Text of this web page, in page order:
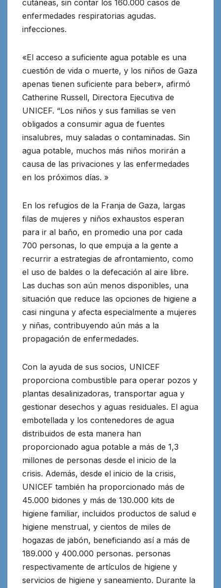
cutáneas, sin contar los 160.000 casos de
enfermedades respiratorias agudas.
infecciones.
«El acceso a suficiente agua potable es una
cuestión de vida o muerte, y los niños de Gaza
apenas tienen suficiente para beber», afirmó
Catherine Russell, Directora Ejecutiva de
UNICEF. “Los niños y sus familias se ven
obligados a consumir agua de fuentes
insalubres, muy saladas o contaminadas. Sin
agua potable, muchos más niños morirán a
causa de las privaciones y las enfermedades
en los próximos días. »
En los refugios de la Franja de Gaza, largas
filas de mujeres y niños exhaustos esperan
para ir al baño, en promedio una por cada
700 personas, lo que empuja a la gente a
recurrir a estrategias de afrontamiento, como
el uso de baldes o la defecación al aire libre.
Las duchas son aún menos disponibles, una
situación que reduce las opciones de higiene a
casi ninguna y afecta especialmente a mujeres
y niñas, contribuyendo aún más a la
propagación de enfermedades.
Con la ayuda de sus socios, UNICEF
proporciona combustible para operar pozos y
plantas desalinizadoras, transportar agua y
gestionar desechos y aguas residuales. El agua
embotellada y los contenedores de agua
distribuidos de esta manera han
proporcionado agua potable a más de 1,3
millones de personas desde el inicio de la
crisis. Además, desde el inicio de la crisis,
UNICEF también ha proporcionado más de
45.000 bidones y más de 130.000 kits de
higiene familiar, incluidos productos de salud e
higiene menstrual, y cientos de miles de
hogazas de jabón, beneficiando así a más de
189.000 y 400.000 personas. personas
respectivamente de artículos de higiene y
servicios de higiene y saneamiento. Durante la